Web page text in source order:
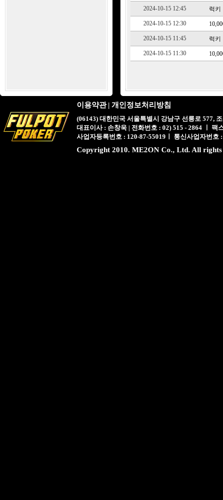
2024-10-15 12:45 럭키
2024-10-15 12:30
2024-10-15 11:45 럭키
2024-10-15 11:30
이용약관 | 개인정보처리방침
(06143) 대한민국 서울특별시 강남구 선릉로 577,
대표이사 : 손창욱 | 전화번호 : 02) 515 - 2864 ㅣ 팩
사업자등록번호 : 120-87-55019ㅣ 통신사업자번호
Copyright 2010. ME2ON Co., Ltd. All rights